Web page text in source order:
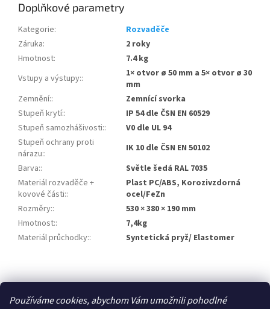
Používáme cookies, abychom Vám umožnili pohodlné
Doplňkové parametry
Kategorie:
Rozvaděče
Záruka:
2 roky
Hmotnost:
7.4 kg
Vstupy a výstupy::
1× otvor ø 50 mm a 5× otvor ø 30
mm
Zemnění::
Zemnící svorka
Stupeň krytí::
IP 54 dle ČSN EN 60529
Stupeň samozhášivosti::
V0 dle UL 94
Stupeň ochrany proti
nárazu::
IK 10 dle ČSN EN 50102
Barva::
Světle šedá RAL 7035
Materiál rozvaděče +
kovové části::
Plast PC/ABS, Korozivzdorná
ocel/FeZn
Rozměry::
530 × 380 × 190 mm
Hmotnost::
7,4kg
Materiál průchodky:: Syntetická pryž/ Elastomer
á